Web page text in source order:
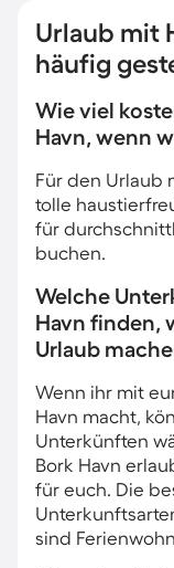
Urlaub mit
häufig
Wie viel
Havn, wenn
Für den Urlaub
tolle
für
buchen.
Welche
Havn finden,
Urlaub
Wenn ihr mit
Havn macht,
Unterkünften
Bork Havn
für euch. Die
sind